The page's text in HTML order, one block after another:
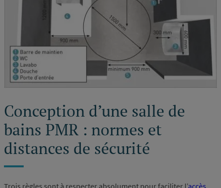
Conception d’une salle de
bains PMR : normes et
distances de sécurité